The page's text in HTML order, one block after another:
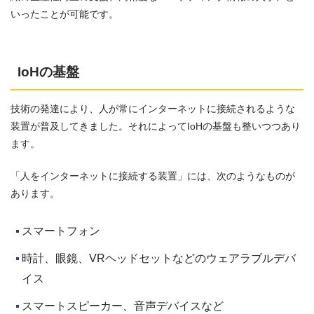
いったことが可能です。
IoHの基盤
技術の発達により、人が常にインターネットに接続されるような
装置が普及してきました。それによってIoHの基盤も整いつつあり
ます。
「人をインターネットに接続する装置」には、次のようなものが
あります。
スマートフォン
時計、眼鏡、VRヘッドセットなどのウェアラブルデバ
イス
スマートスピーカー、音声デバイスなど